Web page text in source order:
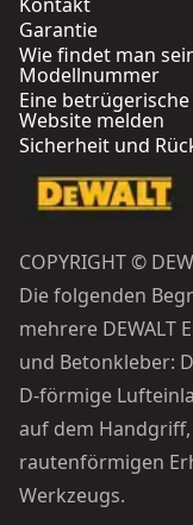
Garantie
Wie findet man
Modellnummer
Eine betrügerische
Website melden
Sicherheit und
COPYRIGHT ©
Die folgenden
mehrere DEWALT
und Betonkleber:
D-förmige
auf dem
rautenförmigen
Werkzeugs.